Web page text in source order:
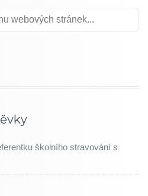
školního stravování s